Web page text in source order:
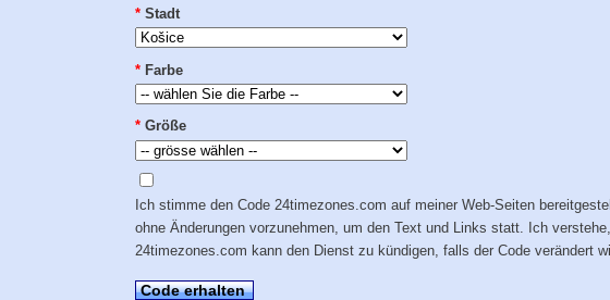
* Stadt
* Farbe
* Größe
Ich stimme den Code 24timezones.com auf meiner Web-Seiten
ohne Änderungen vorzunehmen, um den Text und Links statt. Ich
24timezones.com kann den Dienst zu kündigen, falls der Code verändert
Code erhalten